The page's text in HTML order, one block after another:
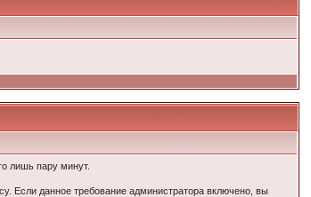
лишь пару минут.
Если данное требование администратора включено, вы